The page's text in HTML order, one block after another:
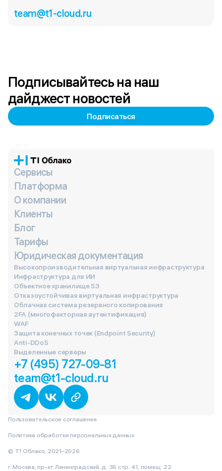
team@t1-cloud.ru
Подписывайтесь на наш
дайджест новостей
Подписаться
Сервисы
Платформа
О компании
Клиенты
Блог
Тарифы
Юридическая документация
Высокопроизводительная виртуальная инфраструктура
Инфраструктура для ИИ
Объектное хранилище S3
Отказоустойчивая виртуальная инфраструктура
Облачная система резервного копирования
2FA (многофакторная аутентификация)
WAF
Защита конечных точек (Endpoint Security)
Anti-DDoS
Выделенные серверы
+7 (495) 727-09-81
team@t1-cloud.ru
Пользовательское соглашение
Политика обработки персональных данных
© Т1 Облако, 2021–2026
г. Москва, пр-кт Ленинградский, д. 36 стр. 41, помещ. 22.